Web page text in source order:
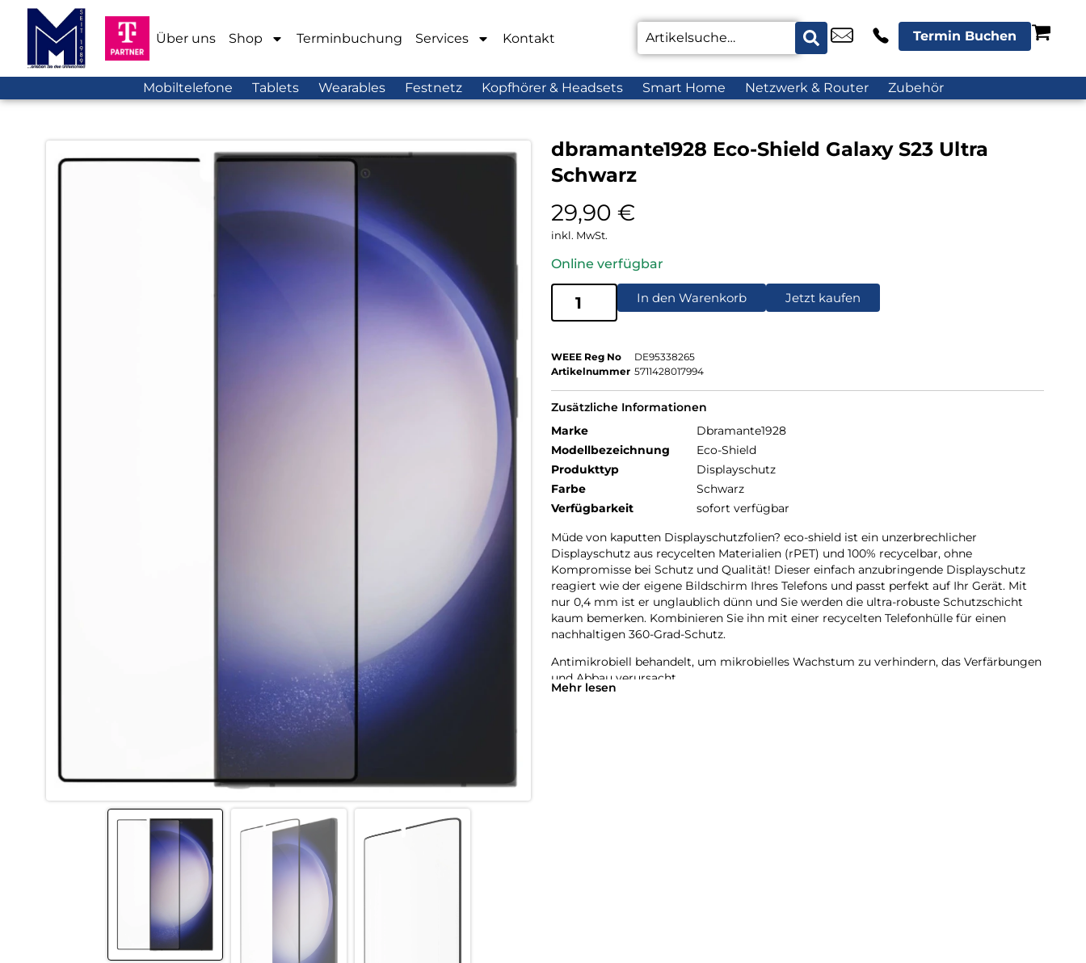
Über uns Shop Terminbuchung Services Kontakt Termin Buchen
Mobiltelefone Tablets Wearables Festnetz Kopfhörer & Headsets Smart Home Netzwerk & Router Zubehör
dbramante1928 Eco-Shield Galaxy S23 Ultra
Schwarz
29,90 €
inkl. MwSt.
Online verfügbar
In den Warenkorb Jetzt kaufen
WEEE Reg No
DE95338265
Artikelnummer 5711428017994
Zusätzliche Informationen
Marke
Dbramante1928
Modellbezeichnung
Eco-Shield
Produkttyp
Displayschutz
Farbe
Schwarz
Verfügbarkeit
sofort verfügbar
Müde von kaputten Displayschutzfolien? eco-shield ist ein unzerbrechlicher
Displayschutz aus recycelten Materialien (rPET) und 100% recycelbar, ohne
Kompromisse bei Schutz und Qualität! Dieser einfach anzubringende Displayschutz
reagiert wie der eigene Bildschirm Ihres Telefons und passt perfekt auf Ihr Gerät. Mit
nur 0,4 mm ist er unglaublich dünn und Sie werden die ultra-robuste Schutzschicht
kaum bemerken. Kombinieren Sie ihn mit einer recycelten Telefonhülle für einen
nachhaltigen 360-Grad-Schutz.
Antimikrobiell behandelt, um mikrobielles Wachstum zu verhindern, das Verfärbungen
und Abbau verursacht.
Mehr lesen